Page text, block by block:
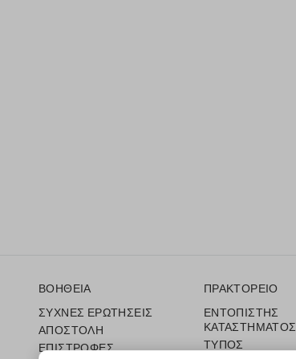
ΒΟΗΘΕΙΑ
ΣΥΧΝΕΣ ΕΡΩΤΗΣΕΙΣ
ΑΠΟΣΤΟΛΗ
ΕΠΙΣΤΡΟΦΕΣ
ΠΡΑΚΤΟΡΕΙΟ
ΕΝΤΟΠΙΣΤΗΣ
ΚΑΤΑΣΤΗΜΑΤΟΣ
ΤΥΠΟΣ